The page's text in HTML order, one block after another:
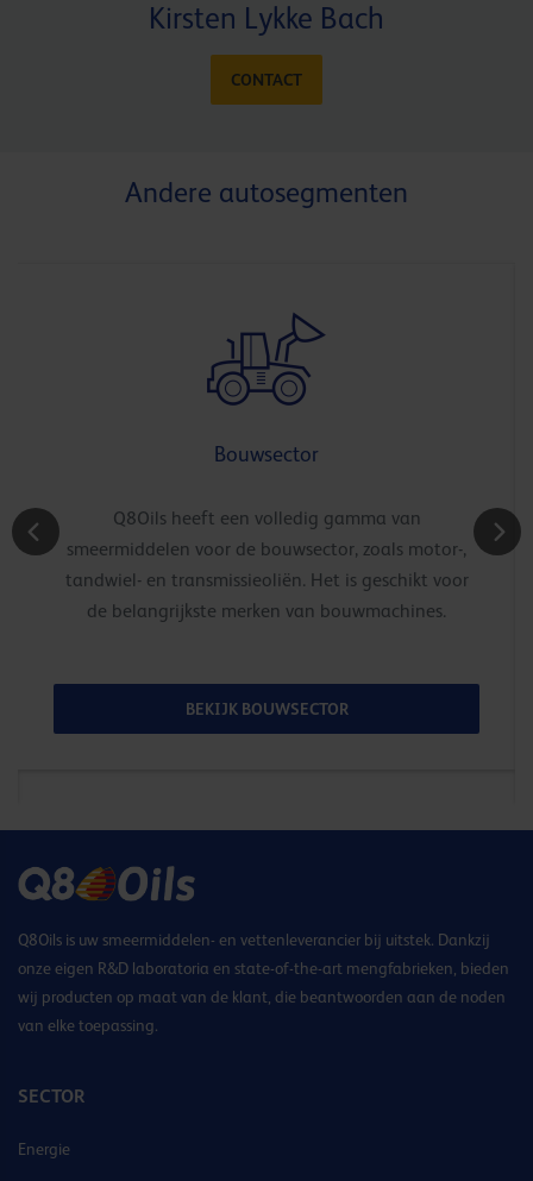
Kirsten Lykke Bach
CONTACT
Andere autosegmenten
Bouwsector
Q8Oils heeft een volledig gamma van
smeermiddelen voor de bouwsector, zoals motor-,
tandwiel- en transmissieoliën. Het is geschikt voor
de belangrijkste merken van bouwmachines.
BEKIJK BOUWSECTOR
Q8Oils is uw smeermiddelen- en vettenleverancier bij uitstek. Dankzij
onze eigen R&D laboratoria en state-of-the-art mengfabrieken, bieden
wij producten op maat van de klant, die beantwoorden aan de noden
van elke toepassing.
SECTOR
Energie